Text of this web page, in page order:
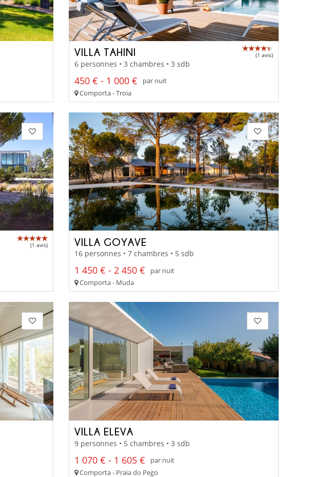
VILLA TAHINI (1 avis)
6 personnes • 3 chambres • 3 sdb
450 € - 1 000 €
par nuit
Comporta - Troia
(1 avis) VILLA GOYAVE
16 personnes • 7 chambres • 5 sdb
1 450 € - 2 450 €
par nuit
Comporta - Muda
VILLA ELEVA
9 personnes • 5 chambres • 3 sdb
1 070 € - 1 605 €
par nuit
Comporta - Praia do Pego